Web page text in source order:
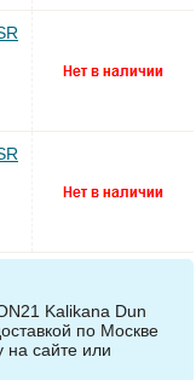
Kalikana Dun
по Москве
на сайте или